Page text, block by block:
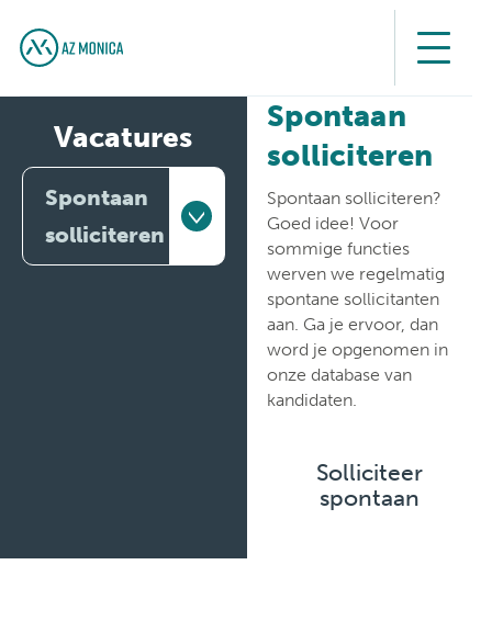
Vacatures
Spontaan
solliciteren
Spontaan
solliciteren
Spontaan solliciteren?
Goed idee! Voor
sommige functies
werven we regelmatig
spontane sollicitanten
aan. Ga je ervoor, dan
word je opgenomen in
onze database van
kandidaten.
Solliciteer
spontaan